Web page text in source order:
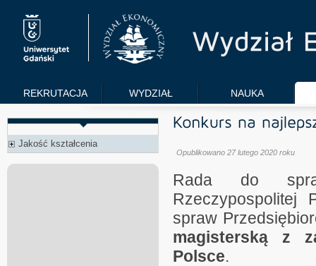
REKRUTACJA WYDZIAŁ NAUKA
Jakość kształcenia
Opublikowano 27 lutego 2020 roku
Rada do
Rzeczypospolitej
spraw
magisterską z
Polsce.